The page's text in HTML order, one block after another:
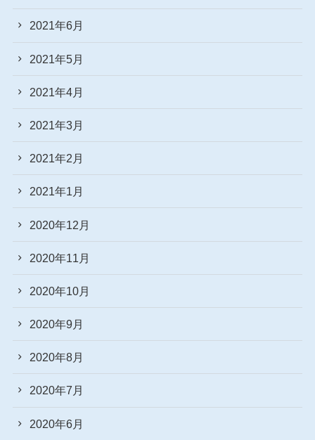
2021年6月
2021年5月
2021年4月
2021年3月
2021年2月
2021年1月
2020年12月
2020年11月
2020年10月
2020年9月
2020年8月
2020年7月
2020年6月